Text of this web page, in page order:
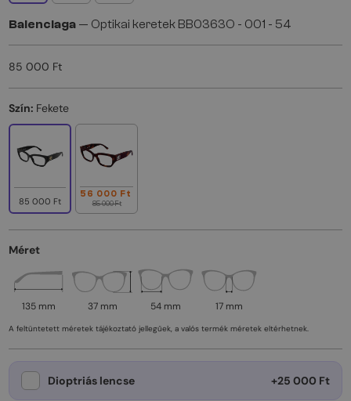
Balenciaga — Optikai keretek BB0363O - 001 - 54
85 000 Ft
Szín: Fekete
85 000 Ft
56 000 Ft
85 000 Ft
Méret
135 mm 37 mm 54 mm 17 mm
A feltüntetett méretek tájékoztató jellegűek, a valós termék méretek eltérhetnek.
Dioptriás lencse +25 000 Ft